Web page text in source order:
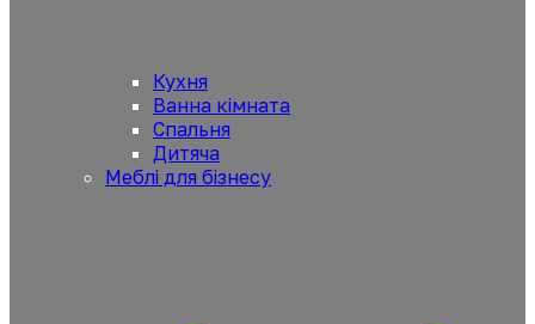
Кухня
Ванна кімната
Спальня
Дитяча
Меблі для бізнесу